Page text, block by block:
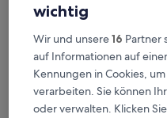
Überprüfe die Preise
Heute
6. Aug. - 7. Aug.
Dieses Wochenende
7. Aug. - 9. Aug.
wichtig
Wir und unsere16 Partner
auf Informationen auf
Kennungen in Cookies,
verarbeiten. Sie können
oder verwalten. Klicken